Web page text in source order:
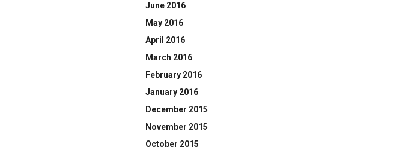
June 2016
May 2016
April 2016
March 2016
February 2016
January 2016
December 2015
November 2015
October 2015